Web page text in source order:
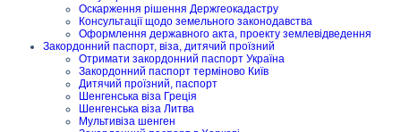
Оскарження рішення Держгеокадастру
Консультації щодо земельного законодавства
Оформлення державного акта, проекту землевідведення
Закордонний паспорт, віза, дитячий проїзний
Отримати закордонний паспорт Україна
Закордонний паспорт терміново Київ
Дитячий проїзний, паспорт
Шенгенська віза Греція
Шенгенська віза Литва
Мультивіза шенген